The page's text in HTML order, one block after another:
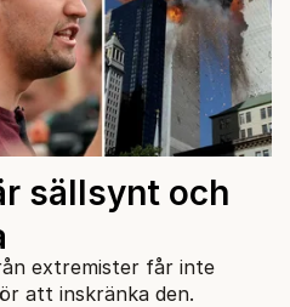
sällsynt och
extremister får inte
att inskränka den.